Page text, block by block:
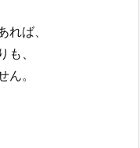
ば、
、
。